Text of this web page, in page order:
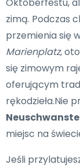
Oktoberfestu,
zimą. Podczas
przemienia się
Marienplatz,
się zimowym
oferującym
rękodzieła.Nie
miejsc na
Jeśli